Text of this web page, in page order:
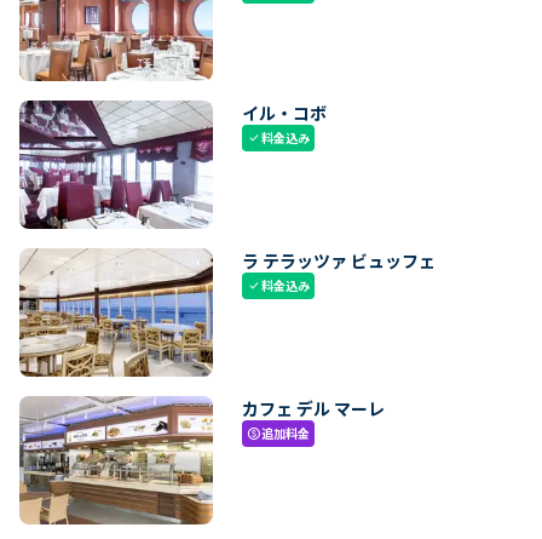
イル・コボ
check料金込み
ラ テラッツァ ビュッフェ
check料金込み
カフェ デル マーレ
paid追加料金